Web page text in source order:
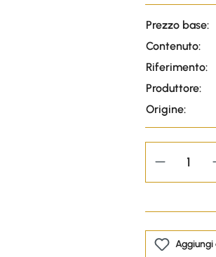
Prezzo base:
Contenuto:
Riferimento:
Produttore:
Origine: